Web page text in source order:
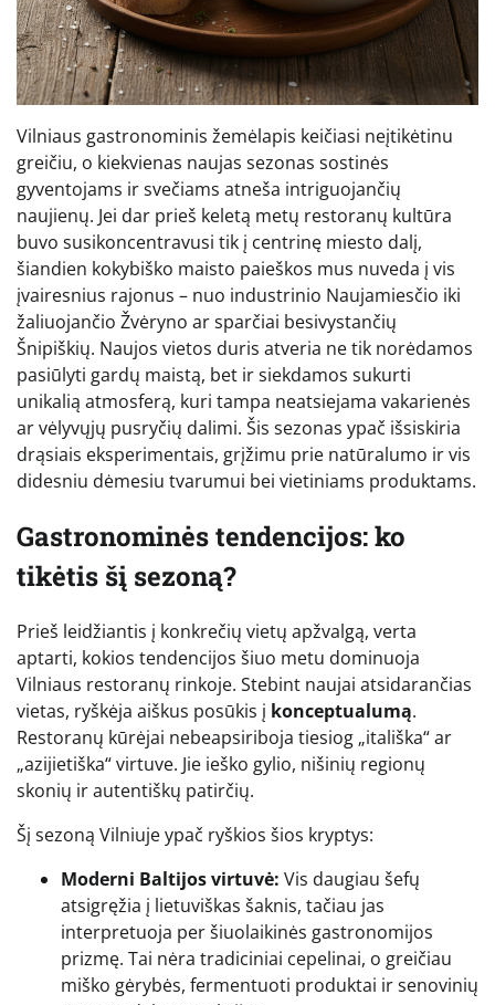
Vilniaus gastronominis žemėlapis keičiasi neįtikėtinu
greičiu, o kiekvienas naujas sezonas sostinės
gyventojams ir svečiams atneša intriguojančių
naujienų. Jei dar prieš keletą metų restoranų kultūra
buvo susikoncentravusi tik į centrinę miesto dalį,
šiandien kokybiško maisto paieškos mus nuveda į vis
įvairesnius rajonus – nuo industrinio Naujamiesčio iki
žaliuojančio Žvėryno ar sparčiai besivystančių
Šnipiškių. Naujos vietos duris atveria ne tik norėdamos
pasiūlyti gardų maistą, bet ir siekdamos sukurti
unikalią atmosferą, kuri tampa neatsiejama vakarienės
ar vėlyvųjų pusryčių dalimi. Šis sezonas ypač išsiskiria
drąsiais eksperimentais, grįžimu prie natūralumo ir vis
didesniu dėmesiu tvarumui bei vietiniams produktams.
Gastronominės tendencijos: ko
tikėtis šį sezoną?
Prieš leidžiantis į konkrečių vietų apžvalgą, verta
aptarti, kokios tendencijos šiuo metu dominuoja
Vilniaus restoranų rinkoje. Stebint naujai atsidarančias
vietas, ryškėja aiškus posūkis į konceptualumą.
Restoranų kūrėjai nebeapsiriboja tiesiog „itališka“ ar
„azijietiška“ virtuve. Jie ieško gylio, nišinių regionų
skonių ir autentiškų patirčių.
Šį sezoną Vilniuje ypač ryškios šios kryptys:
Moderni Baltijos virtuvė: Vis daugiau šefų
atsigręžia į lietuviškas šaknis, tačiau jas
interpretuoja per šiuolaikinės gastronomijos
prizmę. Tai nėra tradiciniai cepelinai, o greičiau
miško gėrybės, fermentuoti produktai ir senovinių